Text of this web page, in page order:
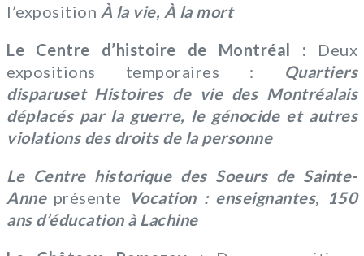
l’exposition À la vie, À la mort
Le Centre d’histoire de Montréal : Deux
expositions temporaires :
Quartiers
disparuset Histoires de vie des Montréalais
déplacés par la guerre, le génocide et autres
violations des droits de la personne
Le Centre historique des Soeurs de Sainte-
Anne présente Vocation : enseignantes, 150
ans d’éducation à Lachine